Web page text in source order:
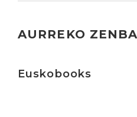
AURREKO
Euskobooks